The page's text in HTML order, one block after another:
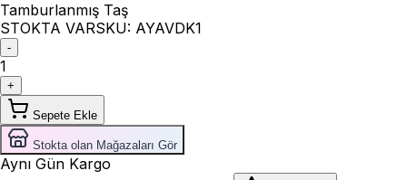
Tamburlanmış Taş
STOKTA VARSKU: AYAVDK1
-
1
+
Sepete Ekle
Stokta olan Mağazaları Gör
Aynı Gün Kargo